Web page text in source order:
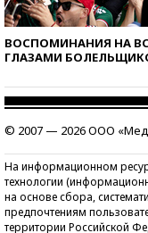
ВОСПОМИНАНИЯ НА
ГЛАЗАМИ
© 2007 — 2026 ООО
На информационном
технологии
на основе сбора,
предпочтениям
территории Российской